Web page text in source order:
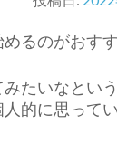
るのがおすす
みたいなとい
的に思って